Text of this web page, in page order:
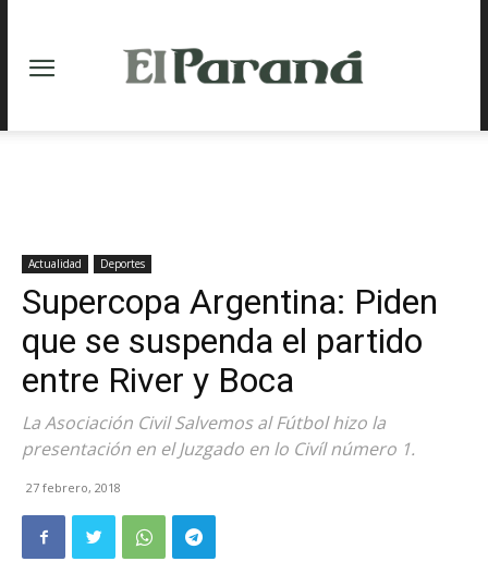
Actualidad Deportes
Supercopa Argentina: Piden
que se suspenda el partido
entre River y Boca
La Asociación Civil Salvemos al Fútbol hizo la
presentación en el Juzgado en lo Civíl número 1.
27 febrero, 2018